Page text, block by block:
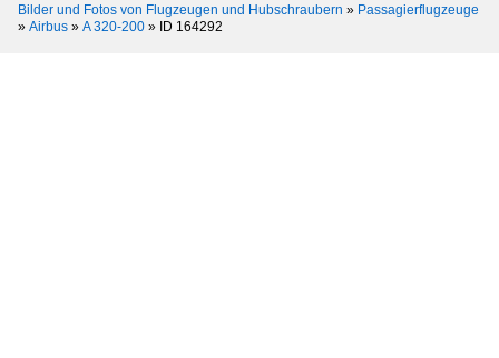
Bilder und Fotos von Flugzeugen und Hubschraubern » Passagierflugzeuge
» Airbus » A 320-200 » ID 164292